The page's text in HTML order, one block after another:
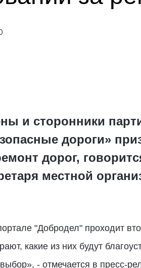
и сторонники
дороги»
дорог,
местной
"Добродел" проходит
какие из них будут
- отмечается в пресс-